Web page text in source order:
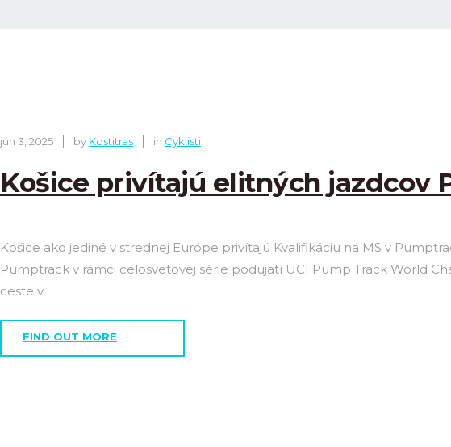
jún 3, 2025 by Kostitras in Cyklisti
Košice privítajú elitných jazdcov
Košice ako jediné v strednej Európe privítajú Kvalifikáciu na MS v
Pumptrack v rámci celosvetovej série podujatí UCI Pump Track World
ceste v
FIND OUT MORE